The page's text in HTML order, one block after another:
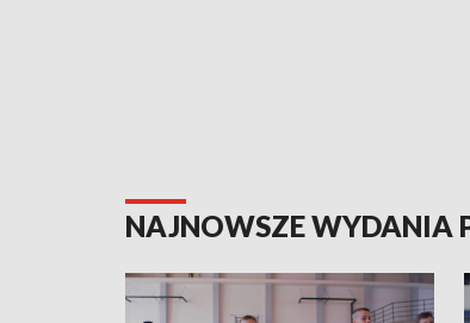
NAJNOWSZE WYDANIA